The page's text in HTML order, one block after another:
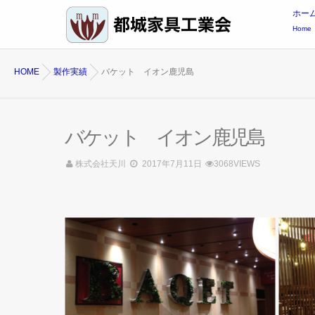
ホー
Home
HOME 製作実績 バケット イオン鹿児島
バケット イオン鹿児島
株式会社天川 2017年7月11日 3068VIEWS